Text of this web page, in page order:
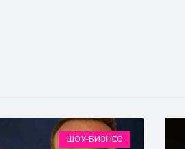
ШОУ-БИЗНЕС